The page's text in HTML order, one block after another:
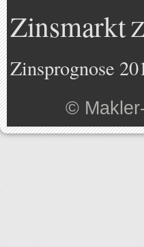
Zinsmarkt
Zinsprognose
©